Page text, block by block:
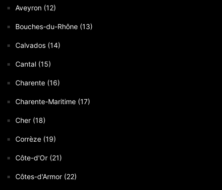
Aveyron (12)
Bouches-du-Rhône (13)
Calvados (14)
Cantal (15)
Charente (16)
Charente-Maritime (17)
Cher (18)
Corrèze (19)
Côte-d'Or (21)
Côtes-d'Armor (22)